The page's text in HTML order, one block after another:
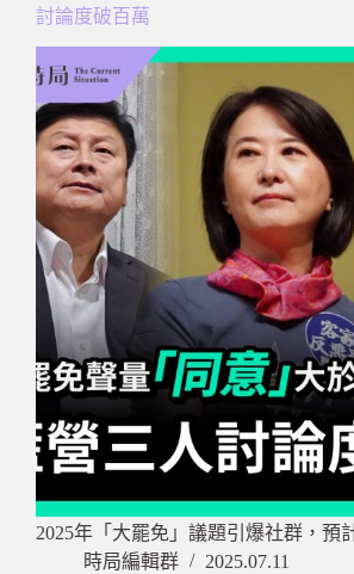
討論度破百萬
2025年「大罷免」議題引爆社群，預
時局編輯群
2025.07.11